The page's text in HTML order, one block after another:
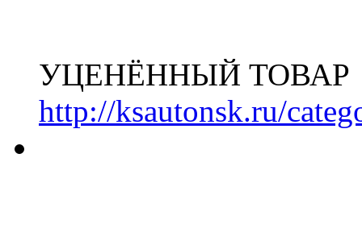
УЦЕНЁННЫЙ ТОВАР
http://ksautonsk.ru/